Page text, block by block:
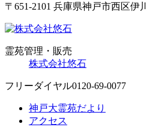
〒651-2101 兵庫県神戸市西区伊
霊苑管理・販売
株式会社悠石
フリーダイヤル0120-69-0077
神戸大霊苑だより
アクセス